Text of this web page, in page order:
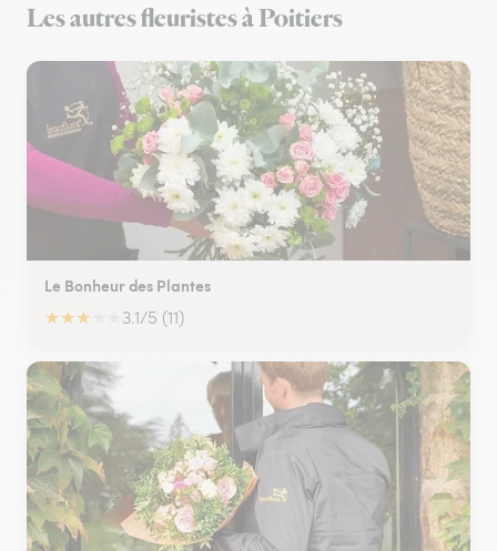
Les autres fleuristes à Poitiers
Le Bonheur des Plantes
★★★ 3.1/5 (11)